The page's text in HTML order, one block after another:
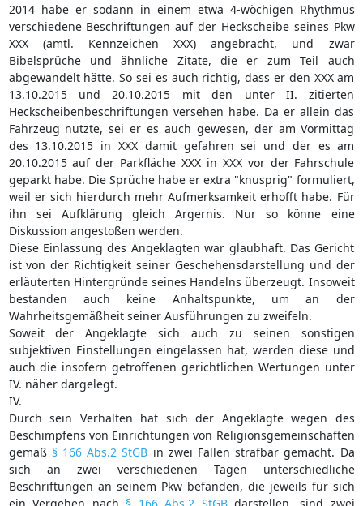
2014 habe er sodann in einem etwa 4-wöchigen Rhythmus
verschiedene Beschriftungen auf der Heckscheibe seines Pkw
XXX (amtl. Kennzeichen XXX) angebracht, und zwar
Bibelsprüche und ähnliche Zitate, die er zum Teil auch
abgewandelt hätte. So sei es auch richtig, dass er den XXX am
13.10.2015 und 20.10.2015 mit den unter II. zitierten
Heckscheibenbeschriftungen versehen habe. Da er allein das
Fahrzeug nutzte, sei er es auch gewesen, der am Vormittag
des 13.10.2015 in XXX damit gefahren sei und der es am
20.10.2015 auf der Parkfläche XXX in XXX vor der Fahrschule
geparkt habe. Die Sprüche habe er extra "knusprig" formuliert,
weil er sich hierdurch mehr Aufmerksamkeit erhofft habe. Für
ihn sei Aufklärung gleich Ärgernis. Nur so könne eine
Diskussion angestoßen werden.
Diese Einlassung des Angeklagten war glaubhaft. Das Gericht
ist von der Richtigkeit seiner Geschehensdarstellung und der
erläuterten Hintergründe seines Handelns überzeugt. Insoweit
bestanden auch keine Anhaltspunkte, um an der
Wahrheitsgemäßheit seiner Ausführungen zu zweifeln.
Soweit der Angeklagte sich auch zu seinen sonstigen
subjektiven Einstellungen eingelassen hat, werden diese und
auch die insofern getroffenen gerichtlichen Wertungen unter
IV. näher dargelegt.
IV.
Durch sein Verhalten hat sich der Angeklagte wegen des
Beschimpfens von Einrichtungen von Religionsgemeinschaften
gemäß § 166 Abs.2 StGB in zwei Fällen strafbar gemacht. Da
sich an zwei verschiedenen Tagen unterschiedliche
Beschriftungen an seinem Pkw befanden, die jeweils für sich
ein Vergehen nach § 166 Abs.2 StGBdarstellen, sind zwei